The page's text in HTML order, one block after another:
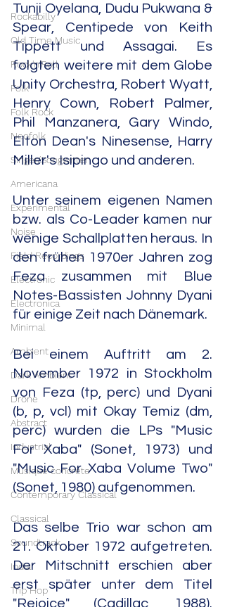
Rockabilly
Old Time Music
Rock'n'Roll
Folk
Folk Rock
Neofolk
Singer/Songwriter
Americana
Experimental
Noise
Field Recordings
Electronic
Electronica
Minimal
Ambient
Dark Ambient
Drone
Abstract
Industrial
Musique concrète
Contemporary Classical
Classical
Soundtrack
India
Trip Hop
Tunji Oyelana, Dudu Pukwana &
Spear, Centipede von Keith
Tippett und Assagai. Es
folgten weitere mit dem Globe
Unity Orchestra, Robert Wyatt,
Henry Cown, Robert Palmer,
Phil Manzanera, Gary Windo,
Elton Dean's Ninesense, Harry
Miller's Isipingo und anderen.
Unter seinem eigenen Namen
bzw. als Co-Leader kamen nur
wenige Schallplatten heraus. In
den frühen 1970er Jahren zog
Feza zusammen mit Blue
Notes-Bassisten Johnny Dyani
für einige Zeit nach Dänemark.
Bei einem Auftritt am 2.
November 1972 in Stockholm
von Feza (tp, perc) und Dyani
(b, p, vcl) mit Okay Temiz (dm,
perc) wurden die LPs "Music
For Xaba" (Sonet, 1973) und
"Music For Xaba Volume Two"
(Sonet, 1980) aufgenommen.
Das selbe Trio war schon am
21. Oktober 1972 aufgetreten.
Der Mitschnitt erschien aber
erst später unter dem Titel
"Rejoice" (Cadillac, 1988).